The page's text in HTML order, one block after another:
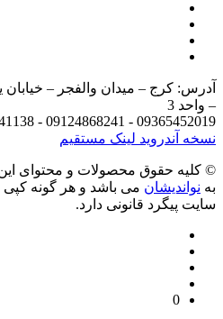
3
09365452019 - 09124868241 -
آندرویدلینک مستقیم
حقوق محصولات و محتوای اين
می باشد و هر گونه کپی
پیگرد قانونی دارد.